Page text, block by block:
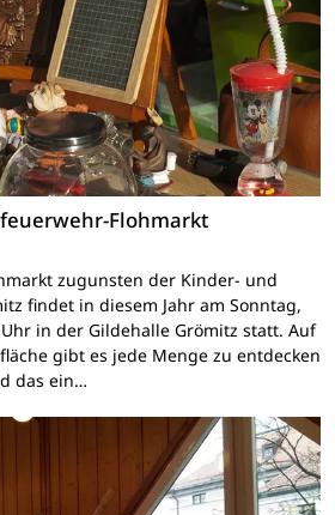
Flohmarkt
zugunsten der Kinder- und
findet in diesem Jahr am Sonntag,
in der Gildehalle Grömitz statt. Auf
gibt es jede Menge zu entdecken
das ein…